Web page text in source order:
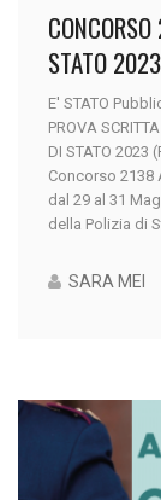
STATO
E' STATO
PROVA
DI STATO 2023
Concorso 2138
dal 29 al 31
della Polizia di
SARA MEI